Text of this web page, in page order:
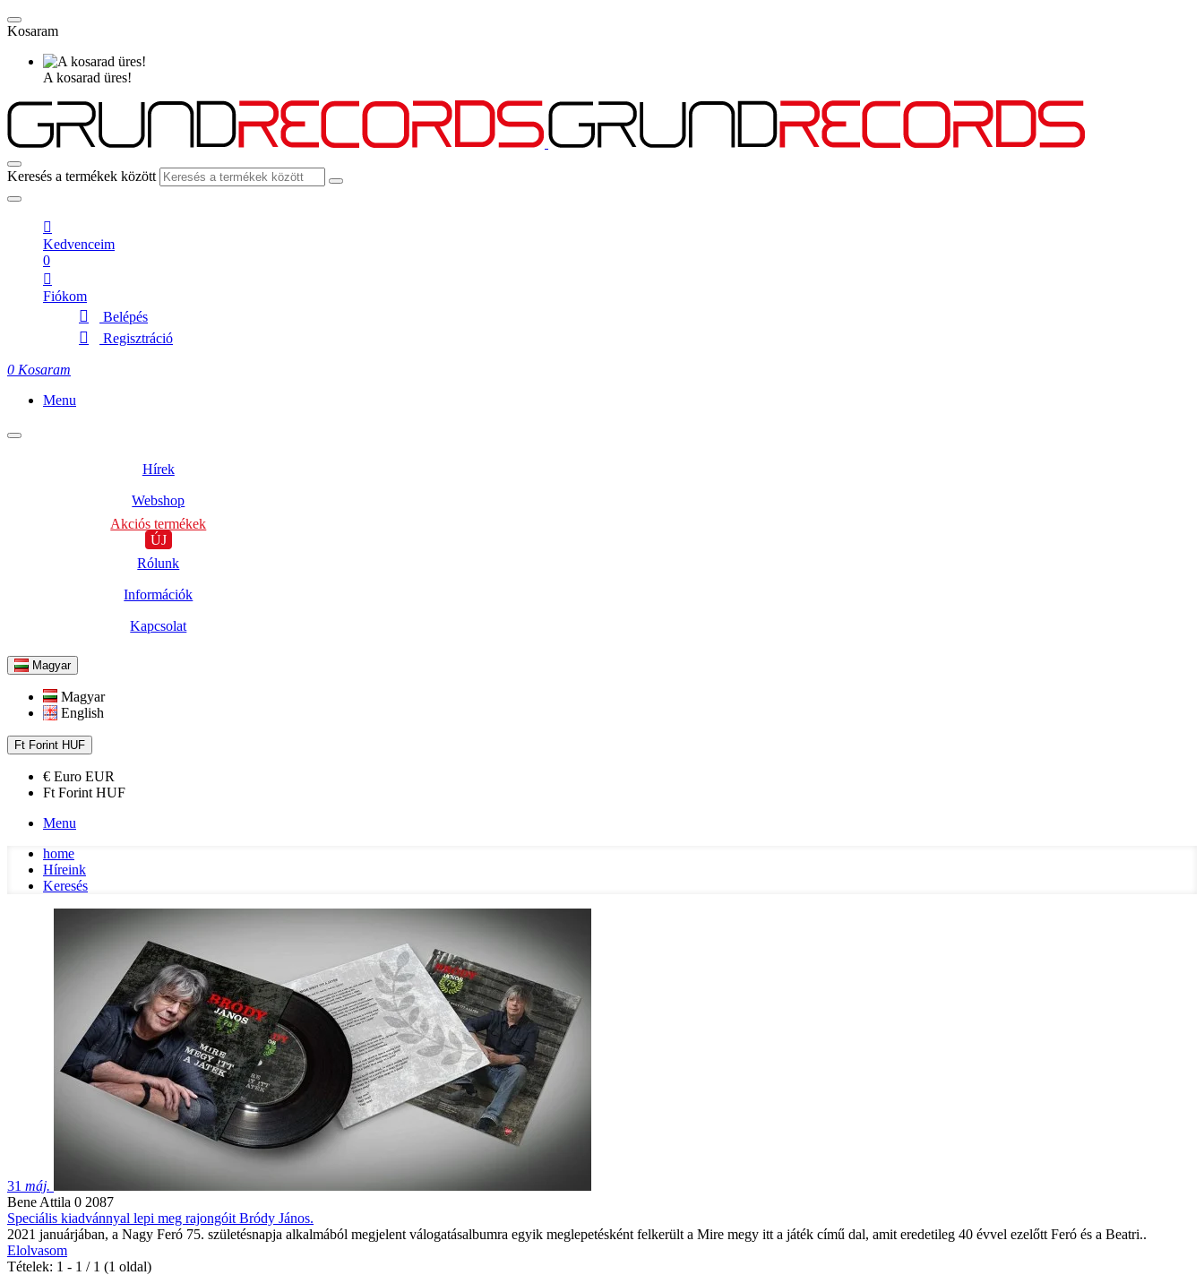
Kosaram
A kosarad üres!
Keresés a termékek között
Kedvenceim
0
Fiókom
Belépés
Regisztráció
0 Kosaram
Menu
Hírek
Webshop
Akciós termékek
ÚJ
Rólunk
Információk
Kapcsolat
Magyar
Magyar
English
Ft Forint HUF
€ Euro EUR
Ft Forint HUF
Menu
home
Híreink
Keresés
31 máj.
Bene Attila 0 2087
Speciális kiadvánnyal lepi meg rajongóit Bródy János.
2021 januárjában, a Nagy Feró 75. születésnapja alkalmából megjelent válogatásalbumra egyik meglepetésként felkerült a Mire megy itt a játék című dal, amit eredetileg 40 évvel ezelőtt Feró és a Beatri..
Elolvasom
Tételek: 1 - 1 / 1 (1 oldal)